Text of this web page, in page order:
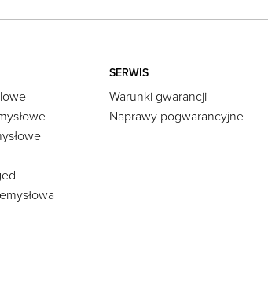
SERWIS
Warunki gwarancji
Naprawy pogwarancyjne